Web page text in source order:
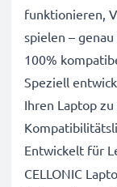
funktionieren,
spielen –
100%
Speziell
Ihren Laptop
Entwickelt für
CELLONIC